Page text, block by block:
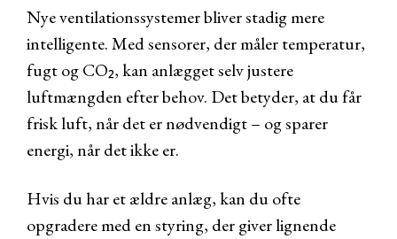
Nye ventilationssystemer bliver stadig mere
intelligente. Med sensorer, der måler temperatur,
fugt og CO₂, kan anlægget selv justere
luftmængden efter behov. Det betyder, at du får
frisk luft, når det er nødvendigt – og sparer
energi, når det ikke er.
Hvis du har et ældre anlæg, kan du ofte
opgradere med en styring, der giver lignende